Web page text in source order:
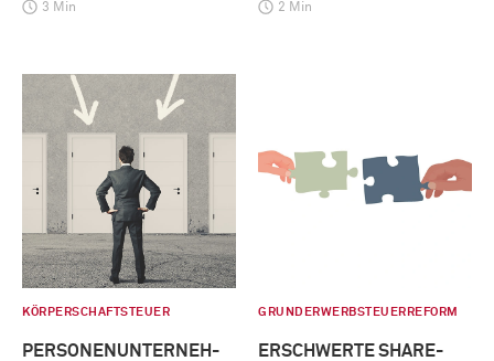
3 Min 2 Min
KÖRPERSCHAFTSTEUER
PERSONENUNTERNEH-
GRUNDERWERBSTEUERREFORM
ERSCHWERTE SHARE-